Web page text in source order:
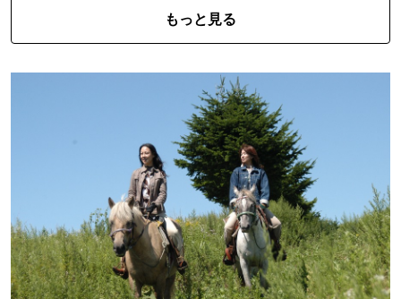
もっと見る